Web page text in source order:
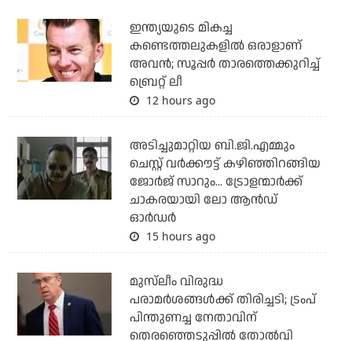
ഇന്ത്യയുടെ മികച്ച
കണ്ടെത്തലുകളില്‍ ഒരാളാണ്
അവന്‍; സൂപ്പര്‍ താരത്തെക്കുറിച്ച്
ബ്രെറ്റ് ലീ
12 hours ago
അടിച്ചുമാറ്റിയ ബി.ജി.എമ്മും
ചെസ്റ്റ് വര്‍ക്കൗട്ട് കഴിഞ്ഞിറങ്ങിയ
ജോര്‍ജ് സാറും... ട്രോളന്മാര്‍ക്ക്
ചാകരയായി ലോ ആന്‍ഡ്
ഓര്‍ഡര്‍
15 hours ago
മുസ്‌ലീം വിരുദ്ധ
പരാമര്‍ശങ്ങള്‍ക്ക് തിരിച്ചടി; ട്രംപ്
പിന്തുണച്ച നേതാവിന്
തെരഞ്ഞെടുപ്പില്‍ തോല്‍വി